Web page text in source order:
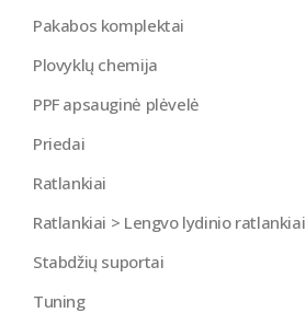
Pakabos komplektai
Plovyklų chemija
PPF apsauginė plėvelė
Priedai
Ratlankiai
Ratlankiai > Lengvo lydinio ratlankiai
Stabdžių suportai
Tuning